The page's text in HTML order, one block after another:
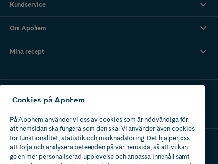
Kundservice
Om Apohem
Mina recept
Apotek med tillstånd
av Läkemedelsverket
Cookies på Apohem
På Apohem använder vi oss av cookies som är nödvändiga för
att hemsidan ska fungera som den ska. Vi använder även cookies
för funktionalitet, statistik och marknadsföring. Det hjälper oss
att följa och analysera beteenden på vår hemsida, så att vi kan
ge en mer personaliserad upplevelse och anpassa innehåll samt